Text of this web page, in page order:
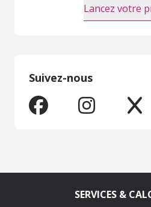
Lancez votre
Suivez-nous
SERVICES &